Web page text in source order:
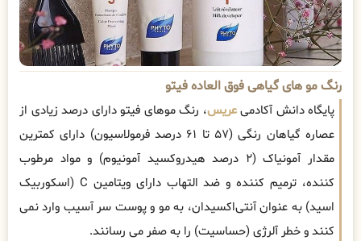
رنگ مو های گیاهی فوق العاده فیتو
پایگاه دانش آکادمیعریس، رنگ موهای فیتو دارای درصد زیادی از
عصاره گیاهان رنگی (۵۷ تا ۶۱ درصد فرمولاسیون) دارای کمترین
مقدار آمونیاک (۲ درصد هیدروکسید آمونیوم) و مواد مرطوب
‌کننده، ترمیم ‌کننده و ضد التهاب دارای ویتامین C (اسکوربیک
اسید) به ‌عنوان آنتی‌اکسیدان، به مو و پوست سر آسیب وارد نمی
کنند و خطر آلرژی (حساسیت) را به صفر می‌ رسانند.